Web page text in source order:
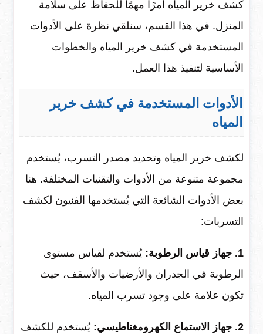
كشف خرير المياه أمرًا مهمًا للحفاظ على سلامة
المنزل. في هذا القسم، سنلقي نظرة على الأدوات
المستخدمة في كشف خرير المياه والخطوات
الأساسية لتنفيذ هذا العمل.
الأدوات المستخدمة في كشف خرير
المياه
لكشف خرير المياه وتحديد مصدر التسرب، يُستخدم
مجموعة متنوعة من الأدوات والتقنيات المختلفة. هنا
بعض الأدوات الشائعة التي يُستخدمها الفنيون لكشف
التسربات:
1. جهاز قياس الرطوبة:
يُستخدم لقياس مستوى
الرطوبة في الجدران والأرضيات والأسقف، حيث
تكون علامة على وجود تسرب المياه.
2. جهاز الاستماع الكهرومغناطيسي:
يُستخدم للكشف